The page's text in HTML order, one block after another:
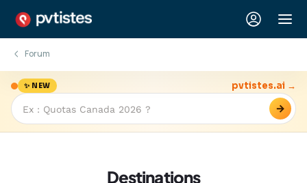
Forum
✨ NEW
→
pvtistes.ai →
Destinations